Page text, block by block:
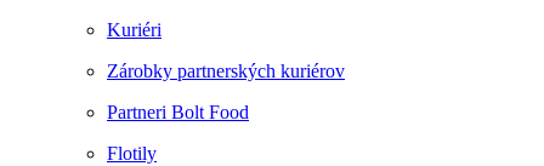
Kuriéri
Zárobky partnerských kuriérov
Partneri Bolt Food
Flotily